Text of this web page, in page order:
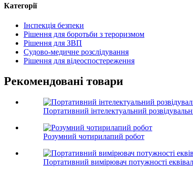
Категорії
Інспекція безпеки
Рішення для боротьби з тероризмом
Рішення для ЗВП
Судово-медичне розслідування
Рішення для відеоспостереження
Рекомендовані товари
Портативний інтелектуальний
Розумний чотирилапий робот
Портативний вимірювач потужності